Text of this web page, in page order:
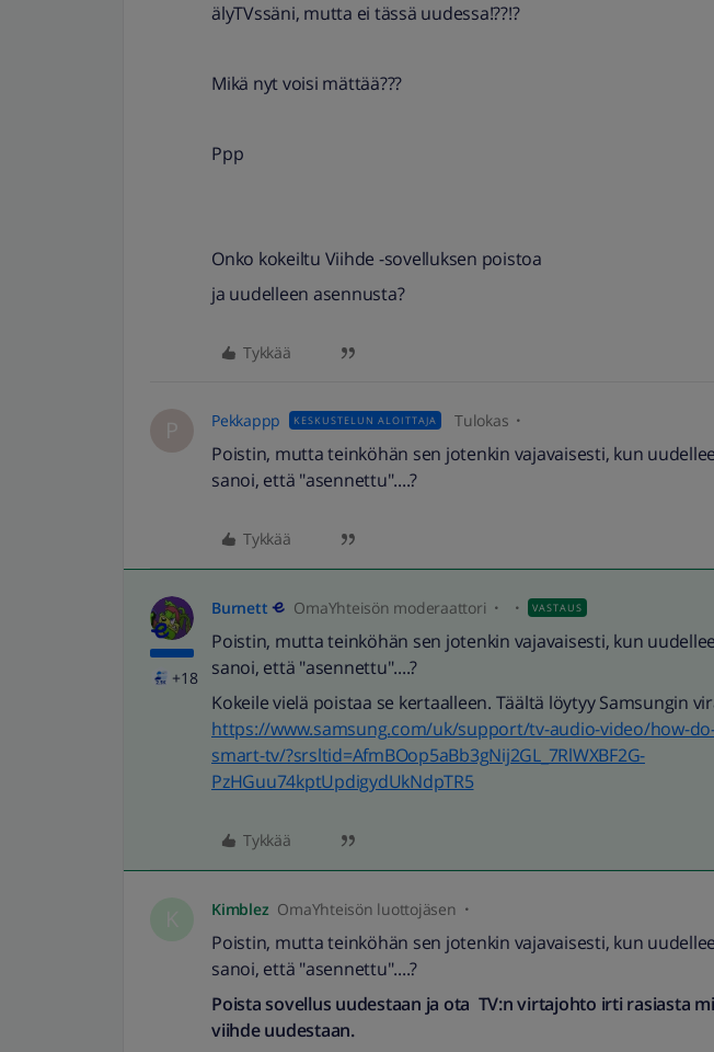
älyTVssäni, mutta ei tässä uudessa!??!?
Mikä nyt voisi mättää???
Ppp
Onko kokeiltu Viihde -sovelluksen poistoa
ja uudelleen asennusta?
Tykkää
P Pekkappp KESKUSTELUN ALOITTAJA Tulokas
Poistin, mutta teinköhän sen jotenkin vajavaisesti, kun
sanoi, että "asennettu"....?
Tykkää
+18
Burnett OmaYhteisön moderaattori VASTAUS
Poistin, mutta teinköhän sen jotenkin vajavaisesti, kun
sanoi, että "asennettu"....?
Kokeile vielä poistaa se kertaalleen. Täältä löytyy Samsungin
https://www.samsung.com/uk/support/tv-audio-video/how-
smart-tv/?srsltid=AfmBOop5aBb3gNij2GL_7RlWXBF2G-
PzHGuu74kptUpdigydUkNdpTR5
Tykkää
Kimblez OmaYhteisön luottojäsen
Poistin, mutta teinköhän sen jotenkin vajavaisesti, kun
sanoi, että "asennettu"....?
Poista sovellus uudestaan ja ota TV:n virtajohto irti rasiasta
viihde uudestaan.